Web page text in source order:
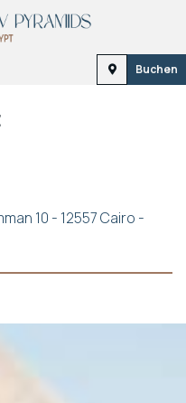
Buchen
10 - 12557 Cairo -